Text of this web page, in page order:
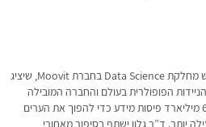
הצטרפו לד”ר בן גלון, דירקטור וראש מחלקת Data Science בחברת Moovit, שיציג
הפופולרית בעולם והחברה המובילה
לפתרונות MaaS, שמעבדת מדי יום 6 מיליארד פיסות מידע כדי להפוך את הערים
יותר. ד”ר גלון ישתף בסיפור מאחורי